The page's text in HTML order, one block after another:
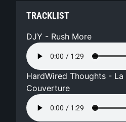
TRACKLIST
DJY - Rush More
HardWired Thoughts - La
Couverture